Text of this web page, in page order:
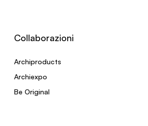
Collaborazioni
Archiproducts
Archiexpo
Be Original